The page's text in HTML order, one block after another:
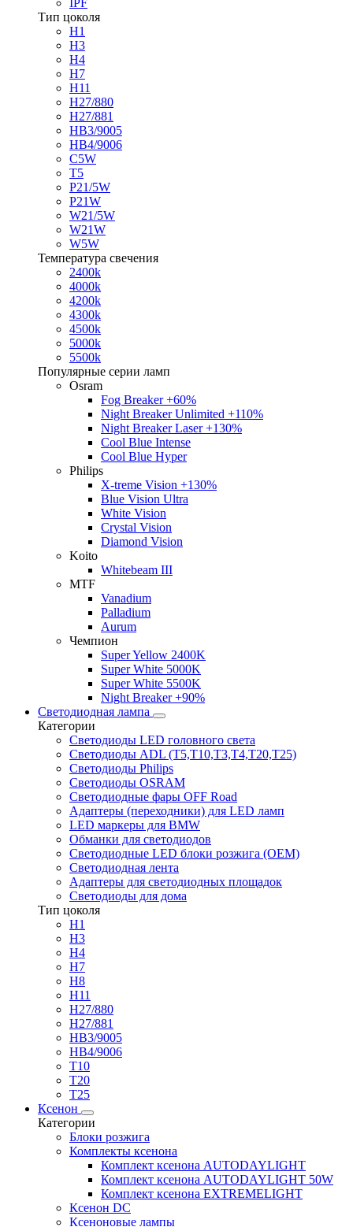
IPF
Тип цоколя
H1
H3
H4
H7
H11
H27/880
H27/881
HB3/9005
HB4/9006
C5W
T5
P21/5W
P21W
W21/5W
W21W
W5W
Температура свечения
2400k
4000k
4200k
4300k
4500k
5000k
5500k
Популярные серии ламп
Osram
Fog Breaker +60%
Night Breaker Unlimited +110%
Night Breaker Laser +130%
Cool Blue Intense
Cool Blue Hyper
Philips
X-treme Vision +130%
Blue Vision Ultra
White Vision
Crystal Vision
Diamond Vision
Koito
Whitebeam III
MTF
Vanadium
Palladium
Aurum
Чемпион
Super Yellow 2400K
Super White 5000K
Super White 5500K
Night Breaker +90%
Светодиодная лампа
Категории
Светодиоды LED головного света
Светодиоды ADL (T5,T10,T3,T4,T20,T25)
Светодиоды Philips
Светодиоды OSRAM
Светодиодные фары OFF Road
Адаптеры (переходники) для LED ламп
LED маркеры для BMW
Обманки для светодиодов
Светодиодные LED блоки розжига (OEM)
Светодиодная лента
Адаптеры для светодиодных площадок
Светодиоды для дома
Тип цоколя
H1
H3
H4
H7
H8
H11
H27/880
H27/881
HB3/9005
HB4/9006
T10
T20
T25
Ксенон
Категории
Блоки розжига
Комплекты ксенона
Комплект ксенона AUTODAYLIGHT
Комплект ксенона AUTODAYLIGHT 50W
Комплект ксенона EXTREMELIGHT
Ксенон DC
Ксеноновые лампы